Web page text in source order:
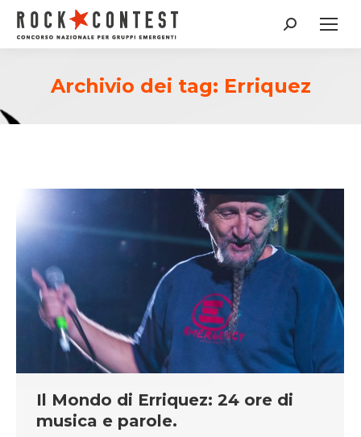
Cerca:
Archivio dei tag: Erriquez
Il Mondo di Erriquez: 24 ore di
musica e parole.